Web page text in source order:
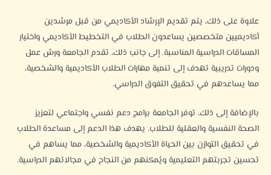
علاوة على ذلك، يتم تقديم الإرشاد الأكاديمي من قبل مرشدين
أكاديميين متخصصين يساعدون الطلاب في التخطيط الأكاديمي واختيار
المساقات الدراسية المناسبة. إلى جانب ذلك، تقدم الجامعة ورش عمل
ودورات تدريبية تهدف إلى تنمية مهارات الطلاب الأكاديمية والشخصية،
مما يساعدهم في تحقيق التفوق الدراسي.
بالإضافة إلى ذلك، توفر الجامعة برامج دعم نفسي واجتماعي لتعزيز
الصحة النفسية والعقلية للطلاب. يهدف هذا الدعم إلى مساعدة الطلاب
في تحقيق التوازن بين الحياة الأكاديمية والشخصية، مما يساهم في
تحسين تجربتهم التعليمية ويُمكنهم من النجاح في مجالاتهم الدراسية.